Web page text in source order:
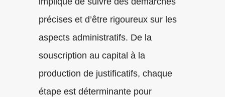
précises et d’être rigoureux sur les
aspects administratifs. De la
souscription au capital à la
production de justificatifs, chaque
étape est déterminante pour